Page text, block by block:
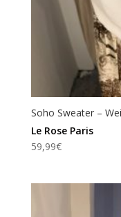
Soho Sweater –
Le Rose Paris
59,99€